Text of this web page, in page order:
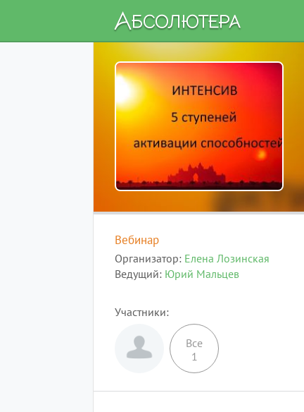
Вебинар
Организатор Елена Лозинская
Ведущий Юрий Мальцев
Участники
Все
1